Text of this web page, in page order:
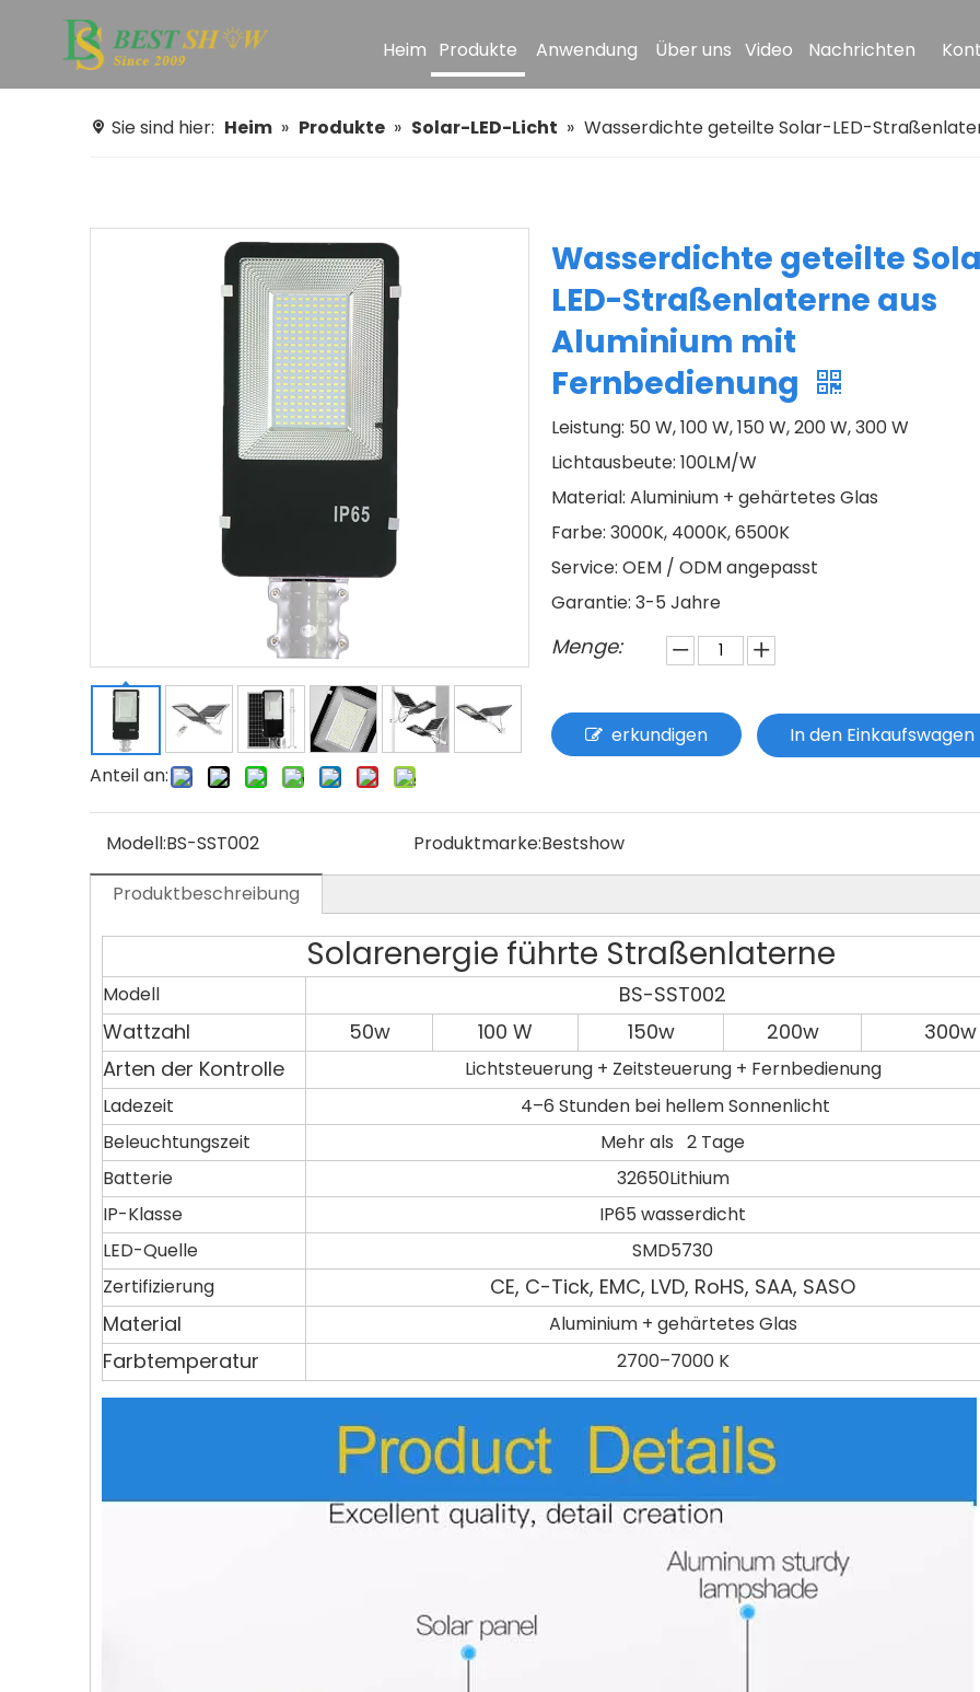
Heim Produkte Anwendung Über uns Video Nachrichten
Sie sind hier: Heim » Produkte » Solar-LED-Licht » Wasserdichte geteilte Solar-LED-
Anteil an:
Wasserdichte geteilte
LED-Straßenlaterne aus
Aluminium mit
Fernbedienung
Leistung: 50 W, 100 W, 150 W, 200 W, 300 W
Lichtausbeute: 100LM/W
Material: Aluminium + gehärtetes Glas
Farbe: 3000K, 4000K, 6500K
Service: OEM / ODM angepasst
Garantie: 3-5 Jahre
Menge:
erkundigen In den Einkaufswagen
Modell:BS-SST002 Produktmarke:Bestshow
Produktbeschreibung
Solarenergie führte Straßenlaterne
Modell
BS-SST002
Wattzahl
50w 100 W 150w 200w
300w
Arten der Kontrolle
Lichtsteuerung + Zeitsteuerung + Fernbedienung
Ladezeit
4–6 Stunden bei hellem Sonnenlicht
Beleuchtungszeit
Mehr als 2 Tage
Batterie
32650Lithium
IP-Klasse
IP65 wasserdicht
LED-Quelle
SMD5730
Zertifizierung
CE, C-Tick, EMC, LVD, RoHS, SAA, SASO
Material
Aluminium + gehärtetes Glas
Farbtemperatur 2700–7000 K